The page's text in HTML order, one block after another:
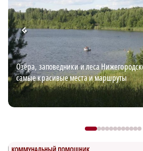
Озёра, заповедники и леса
самые красивые места и маршруты